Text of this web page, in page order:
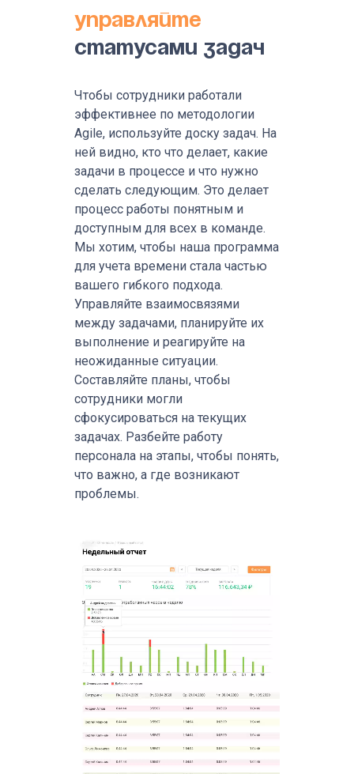
Управляйте
статусами задач
Чтобы сотрудники работали
эффективнее по методологии
Agile, используйте доску задач. На
ней видно, кто что делает, какие
задачи в процессе и что нужно
сделать следующим. Это делает
процесс работы понятным и
доступным для всех в команде.
Мы хотим, чтобы наша программа
для учета времени стала частью
вашего гибкого подхода.
Управляйте взаимосвязями
между задачами, планируйте их
выполнение и реагируйте на
неожиданные ситуации.
Составляйте планы, чтобы
сотрудники могли
сфокусироваться на текущих
задачах. Разбейте работу
персонала на этапы, чтобы понять,
что важно, а где возникают
проблемы.